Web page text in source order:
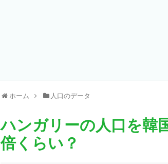
ホーム 人口のデータ
ハンガリーの人口を韓
倍くらい？